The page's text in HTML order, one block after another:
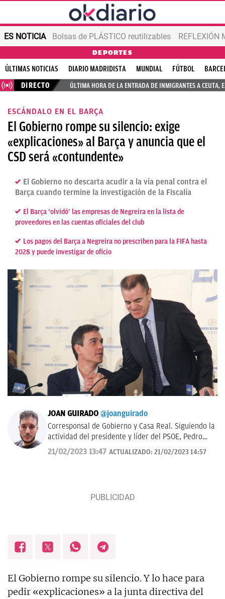
ES NOTICIA Bolsas de PLÁSTICO reutilizables REFLEXIÓN
DEPORTES
ÚLTIMAS NOTICIAS DIARIO MADRIDISTA MUNDIAL FÚTBOL
DIRECTO
ÚLTIMA HORA DE LA ENTRADA DE INMIGRANTES A CEUTA,
ESCÁNDALO EN EL BARÇA
El Gobierno rompe su silencio: exige
«explicaciones» al Barça y anuncia que el
CSD será «contundente»
El Gobierno no descarta acudir a la vía penal contra el
Barça cuando termine la investigación de la Fiscalía
El Barça ‘olvidó’ las empresas de Negreira en la lista de
proveedores en las cuentas oficiales del club
Los pagos del Barça a Negreira no prescriben para la FIFA hasta
2028 y puede investigar de oficio
JOAN GUIRADO @joanguirado
Corresponsal de Gobierno y Casa Real. Siguiendo la
actividad del presidente y líder del PSOE, Pedro
Sánchez, y del Rey de España. También política
catalana.
21/02/2023 13:47 ACTUALIZADO: 21/02/2023 14:57
El Gobierno rompe su silencio. Y lo hace para
pedir «explicaciones» a la junta directiva del